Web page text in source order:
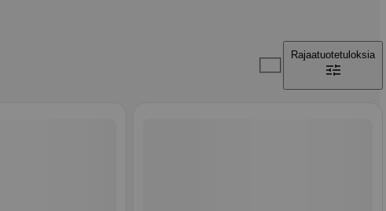
Rajaatuotetuloksia